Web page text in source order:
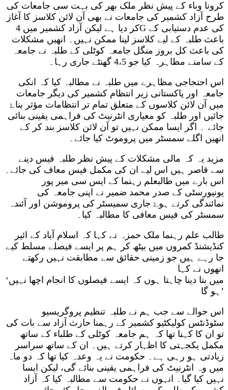
کرونا وباء کے پیش نظر ملک بھر کی بہت سی جامعات کی
طرح آزاد کشمیر کی جامعات نے بھی آن لائن کلاسز کا آغاز
کر دیا ہے لیکن آزاد کشمیر میں 4G کی عدم دستیابی کے
باعث طلبہ کے لیے کلاسز لینا ممکن نہیں۔ انھیں مشکلات
کی باعث کل بروز منگل جامعہ کوٹلی کے طلبہ نے جامعہ
کے سامنے مظاہرہ کیا جو 4،5 گھنٹے جاری رہا۔
اس احتجاجی مظاہرے میں طلبہ نے مطالبہ کیا کہ انکی
جامعہ اور پاکستانی زیر انتظام کشمیر کی دیگر جامعات
میں آن لائن کلاسوں کے متعلق تمام تر انتظامات مؤثر بناۓ
جائیں اور طلبہ کو معیاری انٹرنیٹ کی فراہمی یقینی بنائی
جائے ۔ اگر ایسا ممکن نہیں تو آن لائن کلاسز بند کر کے
انھیں اگلے سمسٹر میں پروموٹ کیا جائے۔
مزید یہ کہ مالی مشکلات کے پیش نظر طلبہ فیس دینے
سے قاصر ہیں اس لیے ان کی مکمل فیس معاف کی جائے۔
اس بارے میں طالبعلم رہنما کے ایس سی میر پور
یونیورسٹی کے صدر محمد ضمیر نے اپنی جامعہ کی
نمائندگی کرتے ہوۓ جاری سمیسٹر کی پروموشن اور آئندہ
سمسٹر کی فیس معافی کا مطالبہ کیا۔
طالب علم رہنما ملک حمزہ نے کہا کہ اسلام آباد کے ائیر
کنڈیشنڈ کمروں میں بیٹھ کر ہم پر ایسے فیصلے مسلط کیے
جا رہے ہیں جو زمینی حقائق سے مطابقت نہیں رکھتے
انھوں نے کہا
‘میں بتا دینا چاہتا ہوں کہ ایسے فیصلوں کا انجام اچھا نہیں
ہو گا’
اس حوالے سے جب ہم نے طلبہ تنظیم پروگریسیو
سٹوڈنٹس کولیکٹیو کشمیر کے رہمنا حارث آزاد سے بات کی
تو ان کا کہنا تھا کہ ہم جامعہ کوٹلی کے طلباء کے ساتھ
مکمل یکجہتی کا اظہار کرتے ہیں۔ ان کے ساتھ سراسر
زیادتی ہو رہی ہے۔ حکومت نے یہ وعدہ کیا تھا کہ دو ماہ
میں وہ انٹرنیٹ کی فراہمی یقینی بنائے گی، لیکن ایسا
نہیں کیا گیا۔ انہوں نے حکومت سے مطالبہ کیا کہ آزاد